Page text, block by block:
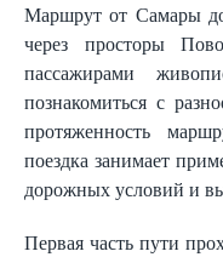
Маршрут от Самары
через просторы
пассажирами
познакомиться с
протяженность
поездка занимает
дорожных условий и
Первая часть пути